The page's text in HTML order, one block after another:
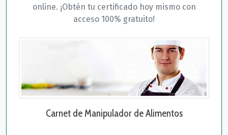
online. ¡Obtén tu certificado hoy mismo con
acceso 100% gratuito!
Carnet de Manipulador de Alimentos